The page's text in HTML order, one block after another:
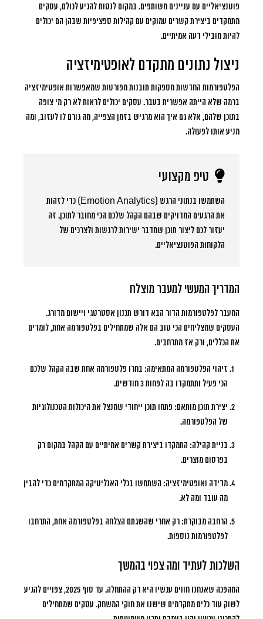
פוטנציאליים עם עניינים משותפים. במקום לנסות להגיע לכולם, עסקים
מתמקדים ביצירת קשרים עמוקים עם קהילות ספציפיות שבהן הם יכולים
להיות מובילי דעה אמיתיים.
ניצול נתונים מתקדם לאופטימיזציה
הפלטפורמות החדשות מספקות תובנות מפורטות שמאפשרות אופטימיזציה
ברמה שלא הייתה אפשרית בעבר. עסקים יכולים לראות לא רק מי צופה
בתוכן שלהם, אלא גם איך הוא מרגיש בזמן הצפייה, מה גורם לו לעזוב, ומה
מניע אותו לפעולה.
טיפ מקצועי
השתמשו בנתוני הרגש (Emotion Analytics) כדי לזהות
את הרגעים המדויקים שבהם הקהל שלכם הכי מחובר לתוכן. זה
יעזור לכם ליצור תוכן שמדבר ישירות לרגשות ולצרכים של
הלקוחות הפוטנציאליים.
המדריך המעשי למעבר מוצלח
המעבר לפלטפורמות הדור הבא דורש תכנון אסטרטגי ויישום מדורג.
העסקים שמצליחים הכי טוב הם אלה שמתחילים בפלטפורמה אחת, לומדים
את הכללים, ורק אז מתרחבים.
זיהוי הפלטפורמה המתאימה: בחרו פלטפורמה אחת שבה הקהל שלכם
הכי פעיל ותתמקדו בה לפחות 3 חודשים.
יצירת תוכן מותאם: פתחו תוכן ייחודי שמנצל את היכולות הטכנולוגיות
של הפלטפורמה.
בניית קהילה: התמקדו ביצירת קשרים אמיתיים עם הקהל במקום רק
בפרסום מוצרים.
מדידה ואופטימיזציה: השתמשו בכלי האנליטיקה המתקדמים כדי להבין
מה עובד ומה לא.
הרחבה מבוקרת: רק אחרי שהשגתם הצלחה בפלטפורמה אחת, התרחבו
לפלטפורמות נוספות.
השלכות לעתיד ומה צפוי בהמשך
המהפכה שאנחנו חווים עכשיו היא רק ההתחלה. עד סוף 2025, צפויים להגיע
לשוק עוד כלים מתקדמים שישנו את חוקי המשחק. עסקים שמתחילים